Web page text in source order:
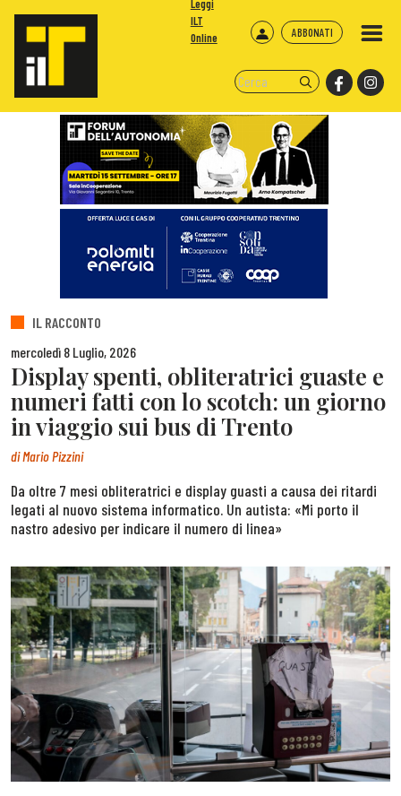
ABBONATI
Leggi
ILT
Online
IL RACCONTO
mercoledì 8 Luglio, 2026
Display spenti, obliteratrici guaste e
numeri fatti con lo scotch: un giorno
in viaggio sui bus di Trento
diMario Pizzini
Da oltre 7 mesi obliteratrici e display guasti a causa dei ritardi
legati al nuovo sistema informatico. Un autista: «Mi porto il
nastro adesivo per indicare il numero di linea»